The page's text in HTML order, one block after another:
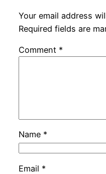
Your email address
Required fields are
Comment *
Name *
Email *